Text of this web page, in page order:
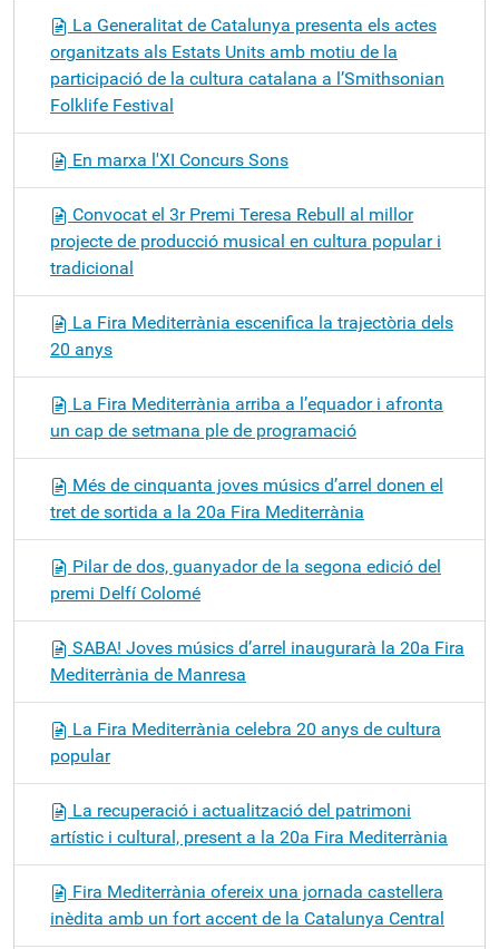
La Generalitat de Catalunya presenta els actes
organitzats als Estats Units amb motiu de la
participació de la cultura catalana a l’Smithsonian
Folklife Festival
En marxa l'XI Concurs Sons
Convocat el 3r Premi Teresa Rebull al millor
projecte de producció musical en cultura popular i
tradicional
La Fira Mediterrània escenifica la trajectòria dels
20 anys
La Fira Mediterrània arriba a l’equador i afronta
un cap de setmana ple de programació
Més de cinquanta joves músics d’arrel donen el
tret de sortida a la 20a Fira Mediterrània
Pilar de dos, guanyador de la segona edició del
premi Delfí Colomé
SABA! Joves músics d’arrel inaugurarà la 20a Fira
Mediterrània de Manresa
La Fira Mediterrània celebra 20 anys de cultura
popular
La recuperació i actualització del patrimoni
artístic i cultural, present a la 20a Fira Mediterrània
Fira Mediterrània ofereix una jornada castellera
inèdita amb un fort accent de la Catalunya Central